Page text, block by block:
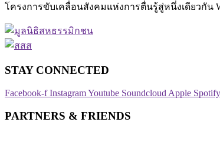
โครงการขับเคลื่อนสังคมแห่งการตื่นรู้สู่หนึ่งเดียวกัน
STAY CONNECTED​
Facebook-f InstagramYoutube Soundcloud Apple Spotify
PARTNERS & FRIENDS